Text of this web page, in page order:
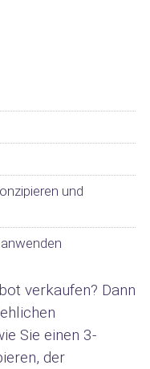
und
verkaufen? Dann
Sie einen 3-
der